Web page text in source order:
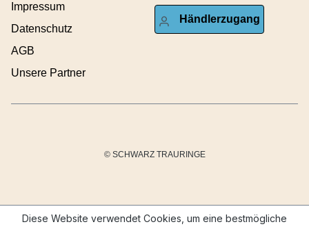
Impressum
Datenschutz
AGB
Unsere Partner
Händlerzugang
© SCHWARZ TRAURINGE
Diese Website verwendet Cookies, um eine bestmögliche